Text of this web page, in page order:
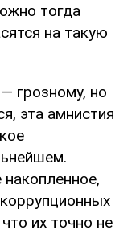
тогда
на такую
грозному, но
эта амнистия
их точно не